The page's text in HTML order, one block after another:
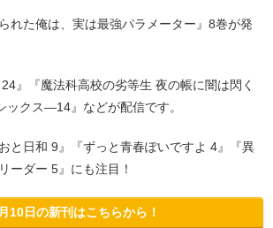
れた俺は、実は最強パラメーター』8巻が発
』『魔法科高校の劣等生 夜の帳に闇は閃く
クス―14』などが配信です。
と日和 9』『ずっと青春ぽいですよ 4』『異
ーダー 5』にも注目！
10日の新刊はこちらから！